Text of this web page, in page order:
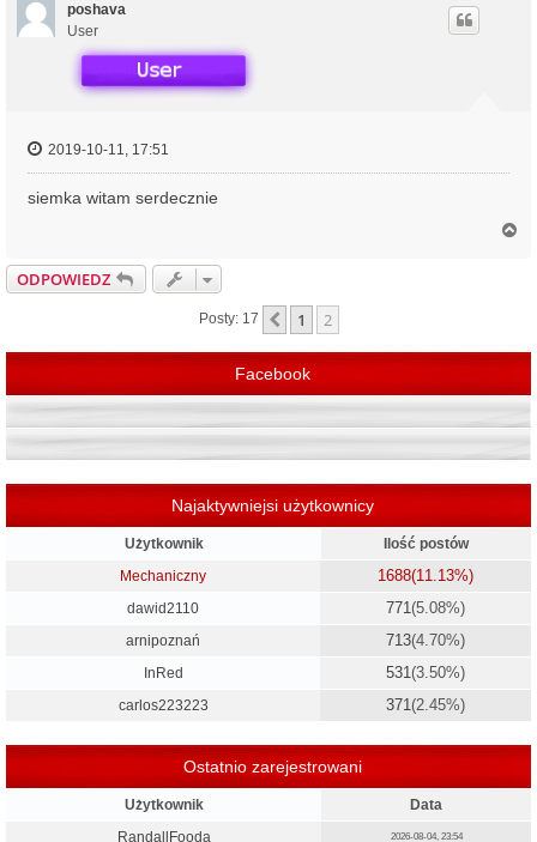
poshava
User
2019-10-11, 17:51
siemka witam serdecznie
ODPOWIEDZ
Posty: 17 Poprzednia
1 2
Facebook
Najaktywniejsi użytkownicy
Użytkownik
Ilość postów
Mechaniczny
1688(11.13%)
dawid2110 771 (5.08%)
arnipoznań 713(4.70%)
InRed 531 (3.50%)
carlos223223 371 (2.45%)
Ostatnio zarejestrowani
Użytkownik
Data
RandallFooda
2026-08-04, 23:54